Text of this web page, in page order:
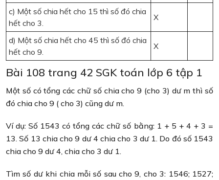
c) Một số chia hết cho 15 thì số đó chia
hết cho 3.
X
d) Một số chia hết cho 45 thì số đó chia
hết cho 9.
X
Bài 108 trang 42 SGK toán lớp 6 tập 1
Một số có tổng các chữ số chia cho 9 (cho 3) dư m thì số
đó chia cho 9 ( cho 3) cũng dư m.
Ví dụ: Số 1543 có tổng các chữ số bằng: 1 + 5 + 4 + 3 =
13. Số 13 chia cho 9 dư 4 chia cho 3 dư 1. Do đó số 1543
chia cho 9 dư 4, chia cho 3 dư 1.
Tìm số dư khi chia mỗi số sau cho 9, cho 3: 1546; 1527;